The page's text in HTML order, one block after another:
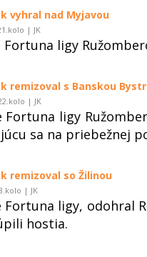
vyhral nad Myjavou
| JK
Fortuna ligy
remizoval s Banskou
| JK
Fortuna ligy
sa na priebežnej
remizoval so Žilinou
| JK
Fortuna ligy, odohral
hostia.